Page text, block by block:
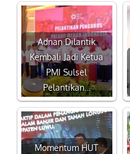
Adnan Dilantik
Kembali Jadi Ketua
PMI Sulsel
Pelantikan…
Momentum HUT